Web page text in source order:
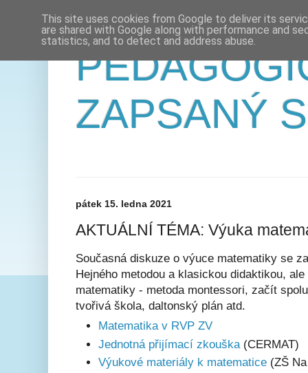
ZAPSANÝ
pátek 15. ledna 2021
AKTUÁLNÍ TÉMA: Výuka
Současná diskuze o výuce matematiky se
Hejného metodou a klasickou didaktikou,
matematiky - metoda montessori, začít
tvořivá škola, daltonský plán atd.
Matematika v RVP ZV
Jednotná přijímací zkouška (CERMAT)
Výukové materiály k matematice (ZŠ
This site uses cookies from Google to deliver its
are shared with Google along with performance and
statistics, and to detect and address abuse.